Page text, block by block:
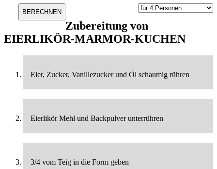
Zubereitung von
EIERLIKÖR-MARMOR-KUCHEN
Eier, Zucker, Vanillezucker und Öl schaumig rühren
Eierlikör Mehl und Backpulver unterrühren
3/4 vom Teig in die Form geben